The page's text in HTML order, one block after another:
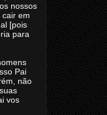
nossos
em
[pois
para
Pai
não
vos